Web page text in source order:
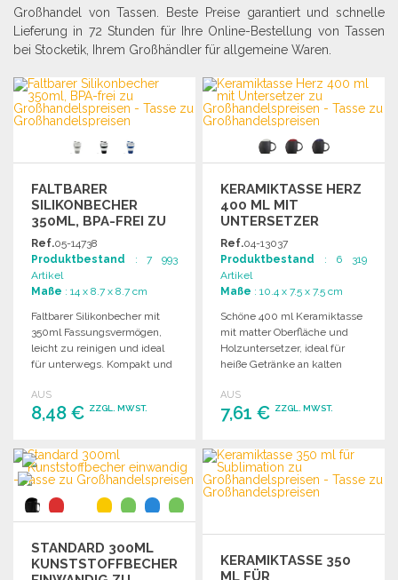
Großhandel von Tassen. Beste Preise garantiert und schnelle
Lieferung in 72 Stunden für Ihre Online-Bestellung von Tassen
bei Stocketik, Ihrem Großhändler für allgemeine Waren.
FALTBARER
SILIKONBECHER
350ML, BPA-FREI ZU
GROSSHANDELSPREISEN
Ref.05-14738
Produktbestand : 7 993
Artikel
Maße : 14 x 8.7 x 8.7 cm
Faltbarer Silikonbecher mit
350ml Fassungsvermögen,
leicht zu reinigen und ideal
für unterwegs. Kompakt und
AUS
8,48 € ZZGL. MWST.
BESTELLEN
Angebot anfordern
KERAMIKTASSE HERZ
400 ML MIT
UNTERSETZER
Ref.04-13037
Produktbestand : 6 319
Artikel
Maße : 10.4 x 7.5 x 7.5 cm
Schöne 400 ml Keramiktasse
mit matter Oberfläche und
Holzuntersetzer, ideal für
heiße Getränke an kalten
Spülmaschinenfest.
AUS
7,61 € ZZGL. MWST.
BESTELLEN
Angebot anfordern
STANDARD 300ML
KUNSTSTOFFBECHER
KERAMIKTASSE 350
ML FÜR